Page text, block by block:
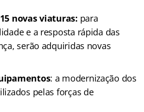
novas viaturas: para
e a resposta rápida das
serão adquiridas novas
: a modernização dos
pelas forças de